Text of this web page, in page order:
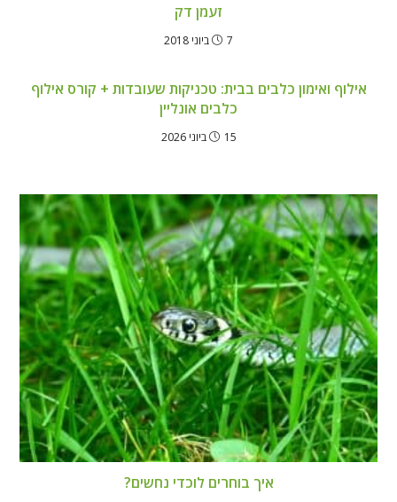
זעמן דק
7 ביוני 2018
אילוף ואימון כלבים בבית: טכניקות שעובדות + קורס אילוף
כלבים אונליין
15 ביוני 2026
איך בוחרים לוכדי נחשים?